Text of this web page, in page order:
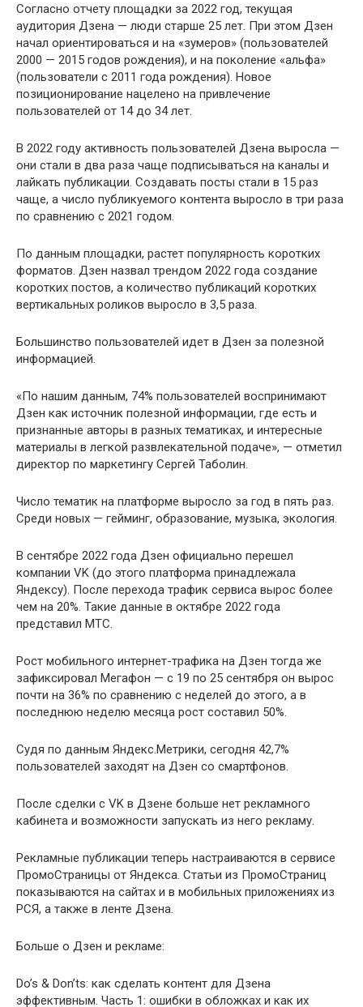
Согласно отчету площадки за 2022 год, текущая
аудитория Дзена — люди старше 25 лет. При этом Дзен
начал ориентироваться и на «зумеров» (пользователей
2000 — 2015 годов рождения), и на поколение «альфа»
(пользователи c 2011 года рождения). Новое
позиционирование нацелено на привлечение
пользователей от 14 до 34 лет.
В 2022 году активность пользователей Дзена выросла —
они стали в два раза чаще подписываться на каналы и
лайкать публикации. Создавать посты стали в 15 раз
чаще, а число публикуемого контента выросло в три раза
по сравнению с 2021 годом.
По данным площадки, растет популярность коротких
форматов. Дзен назвал трендом 2022 года создание
коротких постов, а количество публикаций коротких
вертикальных роликов выросло в 3,5 раза.
Большинство пользователей идет в Дзен за полезной
информацией.
«По нашим данным, 74% пользователей воспринимают
Дзен как источник полезной информации, где есть и
признанные авторы в разных тематиках, и интересные
материалы в легкой развлекательной подаче», — отметил
директор по маркетингу Сергей Таболин.
Число тематик на платформе выросло за год в пять раз.
Среди новых — гейминг, образование, музыка, экология.
В сентябре 2022 года Дзен официально перешел
компании VK (до этого платформа принадлежала
Яндексу). После перехода трафик сервиса вырос более
чем на 20%. Такие данные в октябре 2022 года
представил МТС.
Рост мобильного интернет-трафика на Дзен тогда же
зафиксировал Мегафон — с 19 по 25 сентября он вырос
почти на 36% по сравнению с неделей до этого, а в
последнюю неделю месяца рост составил 50%.
Судя по данным Яндекс.Метрики, сегодня 42,7%
пользователей заходят на Дзен со смартфонов.
После сделки с VK в Дзене больше нет рекламного
кабинета и возможности запускать из него рекламу.
Рекламные публикации теперь настраиваются в сервисе
ПромоСтраницы от Яндекса. Статьи из ПромоСтраниц
показываются на сайтах и в мобильных приложениях из
РСЯ, а также в ленте Дзена.
Больше о Дзен и рекламе:
Do’s & Don’ts: как сделать контент для Дзена
эффективным. Часть 1: ошибки в обложках и как их